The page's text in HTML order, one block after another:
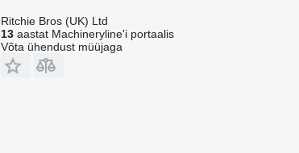
Ritchie Bros (UK) Ltd
13aastat Machineryline'i portaalis
Võta ühendust müüjaga